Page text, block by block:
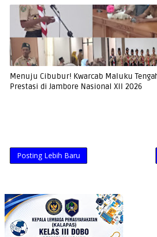
Menuju Cibubur! Kwarcab Maluku
Prestasi di Jambore Nasional XII 2026
Posting Lebih Baru